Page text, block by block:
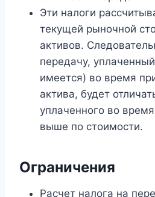
Эти налоги
текущей рыночной
активов.
передачу,
имеется) во время
актива, будет
уплаченного во
выше по стоимости.
Ограничения
Расчет налога на